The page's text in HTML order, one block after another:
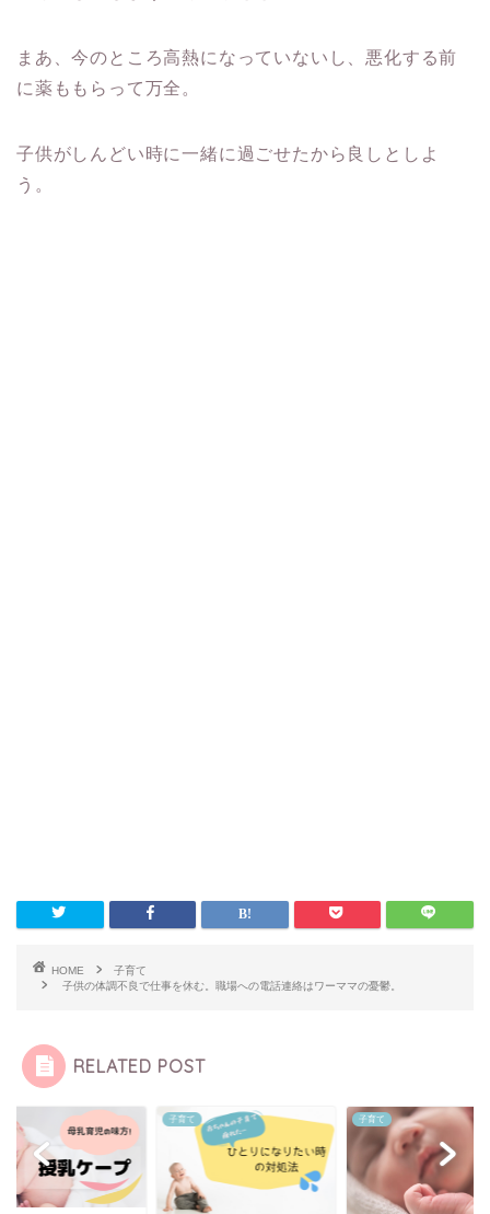
まあ、今のところ高熱になっていないし、悪化する前
に薬ももらって万全。
子供がしんどい時に一緒に過ごせたから良しとしよ
う。
HOME
子育て
子供の体調不良で仕事を休む。職場への電話連絡はワーママの憂鬱。
RELATED POST
子育て 子育て